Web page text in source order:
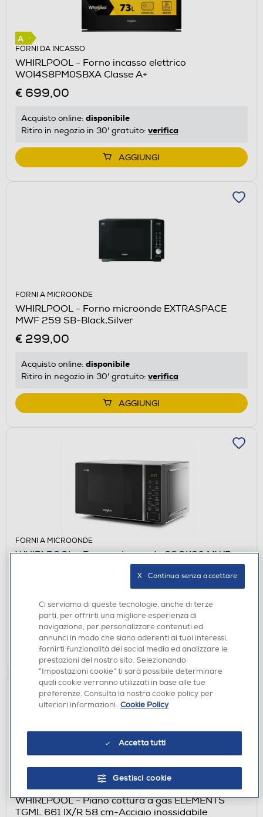
FORNI DA INCASSO
WHIRLPOOL - Forno incasso elettrico
WOI4S8PM0SBXA Classe A+
€ 699,00
Acquisto online: disponibile
Ritiro in negozio in 30' gratuito: verifica
AGGIUNGI
FORNI A MICROONDE
WHIRLPOOL - Forno microonde EXTRASPACE
MWF 259 SB-Black,Silver
€ 299,00
Acquisto online: disponibile
Ritiro in negozio in 30' gratuito: verifica
AGGIUNGI
FORNI A MICROONDE
WHIRLPOOL - Forno microonde COOK20 MWP
Acquisto online:disponibile
Ritiro in negozio in 30' gratuito: verifica
AGGIUNGI
PIANI COTTURA
WHIRLPOOL - Piano cottura a gas ELEMENTS
TGML 661 IX/R 58 cm-Acciaio inossidabile
Ci serviamo di queste tecnologie, anche di terze
parti, per offrirti una migliore esperienza di
navigazione, per personalizzare contenuti ed
annunci in modo che siano aderenti ai tuoi interessi,
fornirti funzionalità dei social media ed analizzare le
prestazioni del nostro sito. Selezionando
“Impostazioni cookie” ti sarà possibile determinare
quali cookie verranno utilizzati in base alle tue
preferenze. Consulta la nostra cookie policy per
ulteriori informazioni. Cookie Policy
Accetta tutti
Gestisci cookie
X   Continua senza accettare